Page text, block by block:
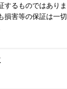
するものではあり
損害等の保証は一